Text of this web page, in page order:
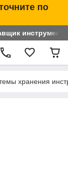
по
хранения